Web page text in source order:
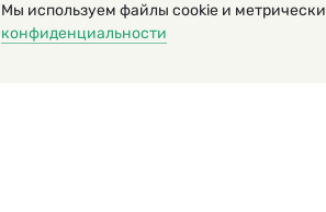
© 2000 – 2026. Кукумбер. Литературный
Копирование материалов возможно только с
Мы используем файлы cookie и
конфиденциальности